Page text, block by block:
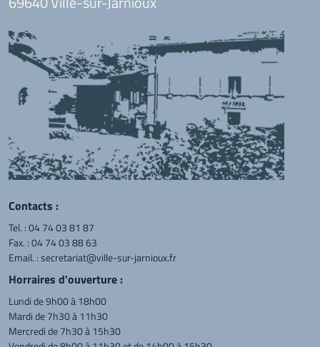
Contacts :
Tel. :04 74 03 81 87
Fax. : 04 74 03 88 63
Email. :secretariat@ville-sur-jarnioux.fr
Horraires d'ouverture :
Lundi de 9h00 à 18h00
Mardi de 7h30 à 11h30
Mercredi de 7h30 à 15h30